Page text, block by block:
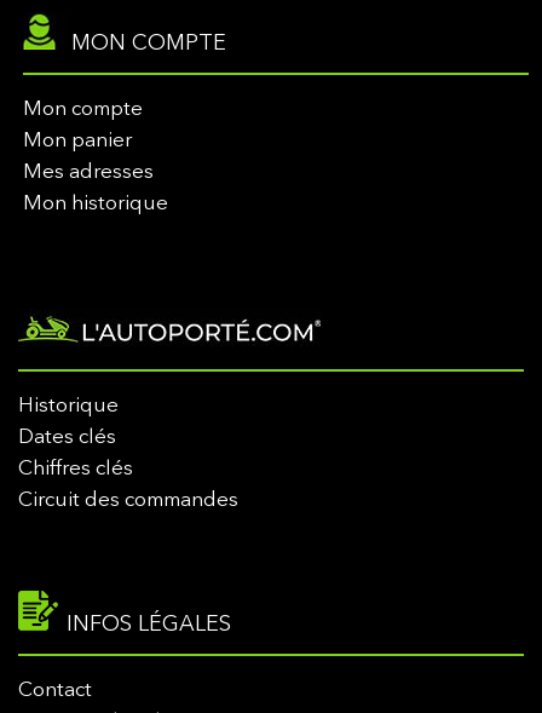
MON COMPTE
Mon compte
Mon panier
Mes adresses
Mon historique
Historique
Dates clés
Chiffres clés
Circuit des commandes
INFOS LÉGALES
Contact